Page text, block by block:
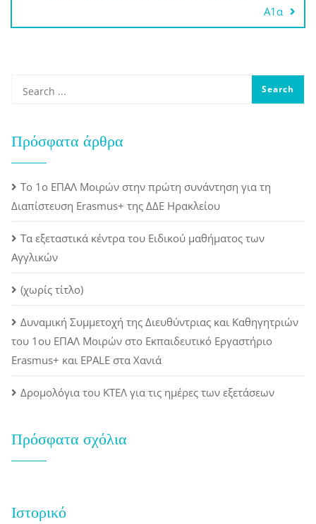
Α1α
Πρόσφατα άρθρα
Το 1ο ΕΠΑΛ Μοιρών στην πρώτη συνάντηση για τη
Διαπίστευση Erasmus+ της ΔΔΕ Ηρακλείου
Τα εξεταστικά κέντρα του Ειδικού μαθήματος των
Αγγλικών
(χωρίς τίτλο)
Δυναμική Συμμετοχή της Διευθύντριας και Καθηγητριών
του 1ου ΕΠΑΛ Μοιρών στο Εκπαιδευτικό Εργαστήριο
Erasmus+ και EPALE στα Χανιά
Δρομολόγια του ΚΤΕΛ για τις ημέρες των εξετάσεων
Πρόσφατα σχόλια
Ιστορικό